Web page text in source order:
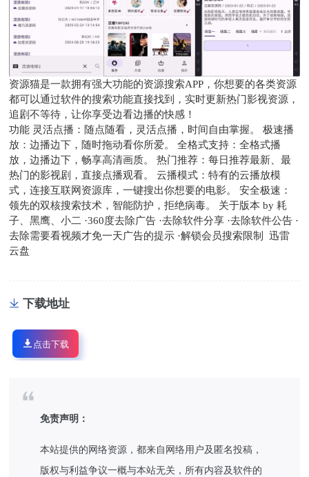
资源猫是一款拥有强大功能的资源搜索APP，你想要的各类资源
都可以通过软件的搜索功能直接找到，实时更新热门影视资源，
追剧不等待，让你享受边看边播的快感！
功能 灵活点播：随点随看，灵活点播，时间自由掌握。 极速播
放：边播边下，随时拖动看你所爱。 全格式支持：全格式播
放，边播边下，畅享高清画质。 热门推荐：每日推荐最新、最
热门的影视剧，直接点播观看。 云播模式：特有的云播放模
式，连接互联网资源库，一键搜出你想要的电影。 安全极速：
领先的双核搜索技术，智能防护，拒绝病毒。 关于版本 by 耗
子、黑鹰、小二 ·360度去除广告 ·去除软件分享 ·去除软件公告 ·
去除需要看视频才免一天广告的提示 ·解锁会员搜索限制 迅雷
云盘
下载地址
点击下载
免责声明：
本站提供的网络资源，都来自网络用户及匿名投稿，
版权与利益争议一概与本站无关，所有内容及软件的